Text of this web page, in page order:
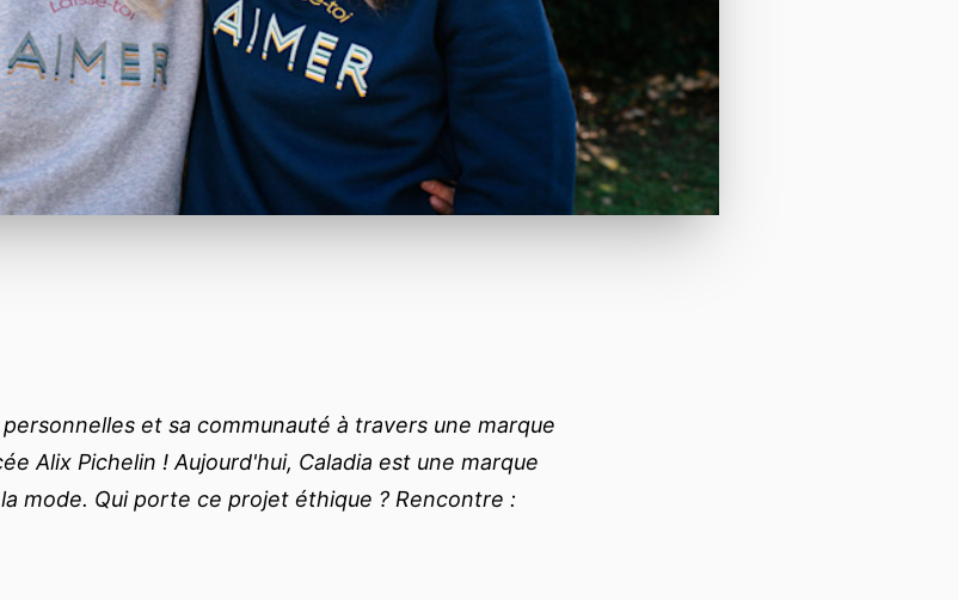
et sa communauté à travers une marque
Alix Pichelin ! Aujourd'hui, Caladia est une marque
mode. Qui porte ce projet éthique ? Rencontre :